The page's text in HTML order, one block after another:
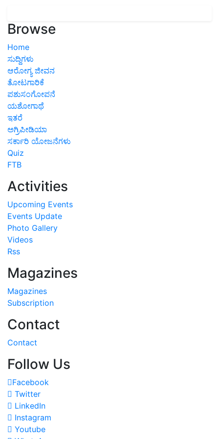
Browse
Home
ಸುದ್ದಿಗಳು
ಆರೋಗ್ಯ ಜೀವನ
ತೋಟಗಾರಿಕೆ
ಪಶುಸಂಗೋಪನೆ
ಯಶೋಗಾಥೆ
ಇತರೆ
ಅಗ್ರಿಪೀಡಿಯಾ
ಸರ್ಕಾರಿ ಯೋಜನೆಗಳು
Quiz
FTB
Activities
Upcoming Events
Events Update
Photo Gallery
Videos
Rss
Magazines
Magazines
Subscription
Contact
Contact
Follow Us
Facebook
Twitter
LinkedIn
Instagram
Youtube